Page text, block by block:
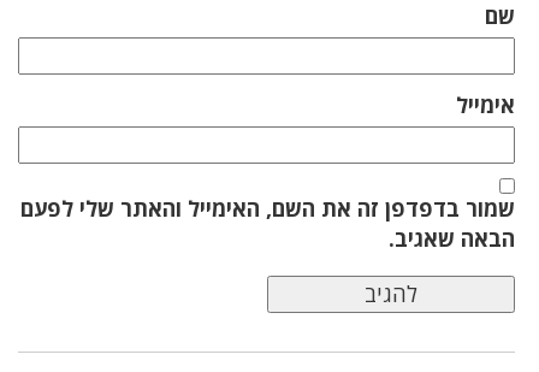
שם
אימייל
שמור בדפדפן זה את השם, האימייל והאתר שלי לפעם
הבאה שאגיב.